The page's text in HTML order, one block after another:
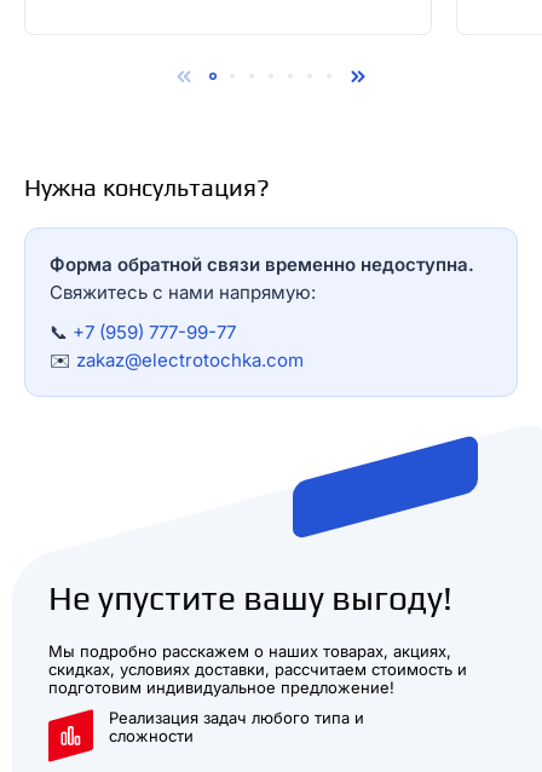
Нужна консультация?
Форма обратной связи временно недоступна.
Свяжитесь с нами напрямую:
📞 +7 (959) 777-99-77
✉️ zakaz@electrotochka.com
Не упустите вашу выгоду!
Мы подробно расскажем о наших товарах, акциях,
скидках, условиях доставки, рассчитаем стоимость и
подготовим индивидуальное предложение!
Реализация задач любого типа и
сложности